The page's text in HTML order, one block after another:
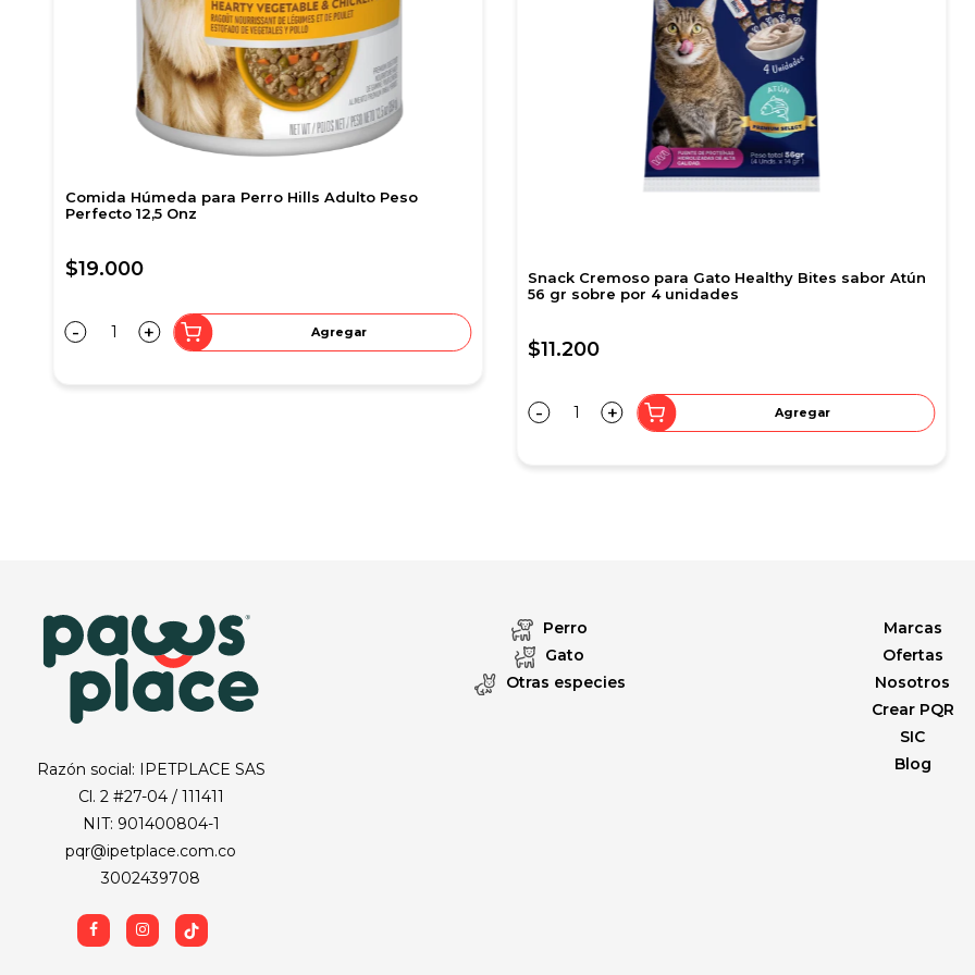
Spray Feliway Classic gatos 20 ml
$61.800
Razón social: IPETPLACE SAS
Cl. 2 #27-04 / 111411
NIT: 901400804-1
pqr@ipetplace.com.co
3002439708
Perro
Gato
Otras especies
Marcas
Ofertas
Nosotros
Crear PQR
SIC
Blog